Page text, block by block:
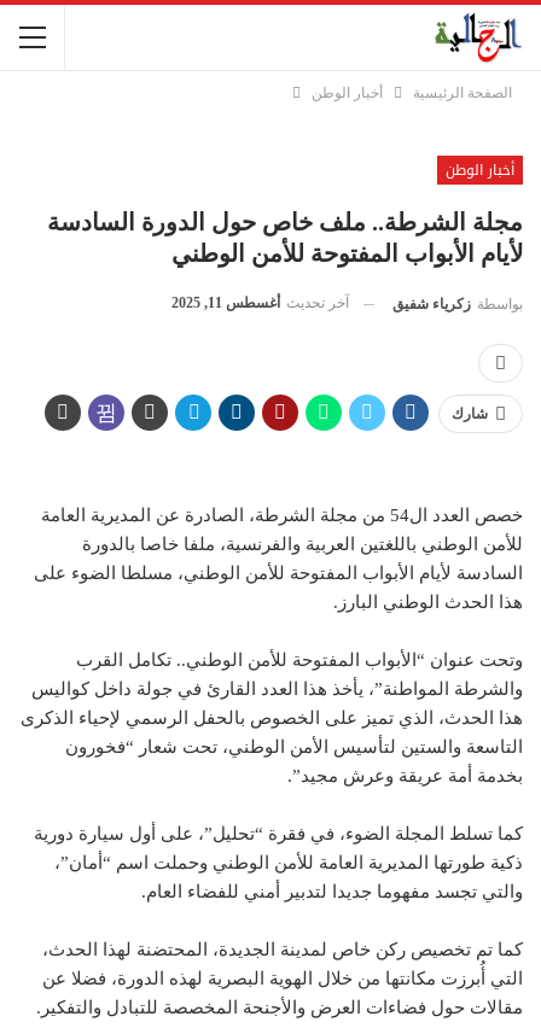
الصفحة الرئيسية أخبار الوطن
أخبار الوطن
مجلة الشرطة.. ملف خاص حول الدورة السادسة
لأيام الأبواب المفتوحة للأمن الوطني
بواسطة زكرياء شفيق آخر تحديث أغسطس 11, 2025
شارك
خصص العدد ال54 من مجلة الشرطة، الصادرة عن المديرية العامة
للأمن الوطني باللغتين العربية والفرنسية، ملفا خاصا بالدورة
السادسة لأيام الأبواب المفتوحة للأمن الوطني، مسلطا الضوء على
هذا الحدث الوطني البارز.
وتحت عنوان “الأبواب المفتوحة للأمن الوطني.. تكامل القرب
والشرطة المواطنة”، يأخذ هذا العدد القارئ في جولة داخل كواليس
هذا الحدث، الذي تميز على الخصوص بالحفل الرسمي لإحياء الذكرى
التاسعة والستين لتأسيس الأمن الوطني، تحت شعار “فخورون
بخدمة أمة عريقة وعرش مجيد”.
كما تسلط المجلة الضوء، في فقرة “تحليل”، على أول سيارة دورية
ذكية طورتها المديرية العامة للأمن الوطني وحملت اسم “أمان”،
والتي تجسد مفهوما جديدا لتدبير أمني للفضاء العام.
كما تم تخصيص ركن خاص لمدينة الجديدة، المحتضنة لهذا الحدث،
التي أُبرزت مكانتها من خلال الهوية البصرية لهذه الدورة، فضلا عن
مقالات حول فضاءات العرض والأجنحة المخصصة للتبادل والتفكير.